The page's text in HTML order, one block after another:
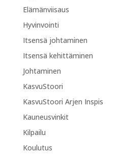
Elämänviisaus
Hyvinvointi
Itsensä johtaminen
Itsensä kehittäminen
Johtaminen
KasvuStoori
KasvuStoori Arjen Inspis
Kauneusvinkit
Kilpailu
Koulutus